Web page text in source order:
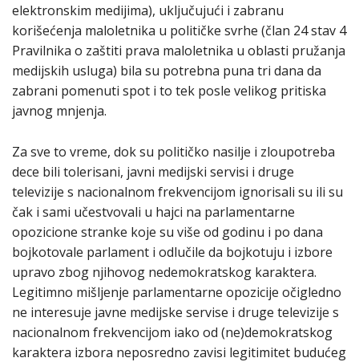
elektronskim medijima), uključujući i zabranu
korišećenja maloletnika u političke svrhe (član 24 stav 4
Pravilnika o zaštiti prava maloletnika u oblasti pružanja
medijskih usluga) bila su potrebna puna tri dana da
zabrani pomenuti spot i to tek posle velikog pritiska
javnog mnjenja.
Za sve to vreme, dok su političko nasilje i zloupotreba
dece bili tolerisani, javni medijski servisi i druge
televizije s nacionalnom frekvencijom ignorisali su ili su
čak i sami učestvovali u hajci na parlamentarne
opozicione stranke koje su više od godinu i po dana
bojkotovale parlament i odlučile da bojkotuju i izbore
upravo zbog njihovog nedemokratskog karaktera.
Legitimno mišljenje parlamentarne opozicije očigledno
ne interesuje javne medijske servise i druge televizije s
nacionalnom frekvencijom iako od (ne)demokratskog
karaktera izbora neposredno zavisi legitimitet budućeg